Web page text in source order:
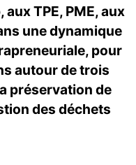
TPE, PME, aux
une dynamique
pour
autour de trois
préservation de
des déchets